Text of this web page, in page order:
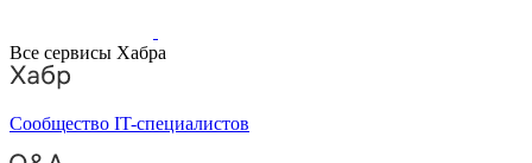
Все сервисы Хабра
Сообщество IT-специалистов